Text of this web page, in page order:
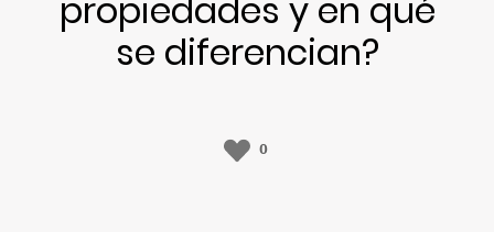
propiedades y en qué
se diferencian?
0